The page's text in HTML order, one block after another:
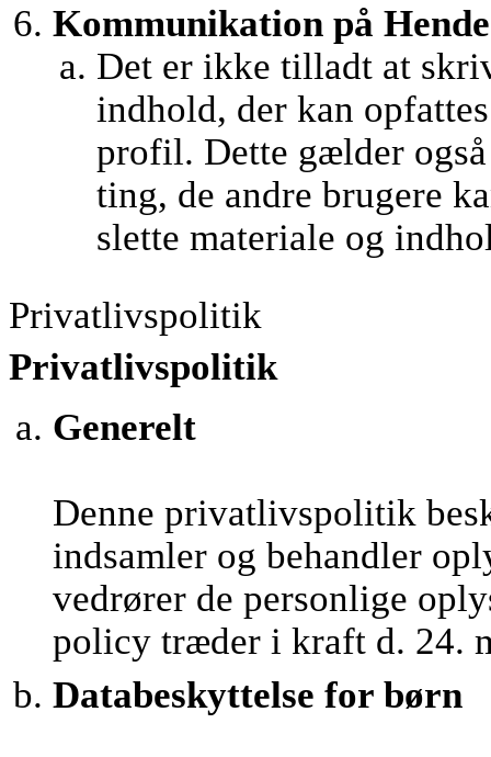
Kommunikation på
Det er ikke tilladt at
indhold, der kan
profil. Dette gælder
ting, de andre brugere
slette materiale og
Privatlivspolitik
Privatlivspolitik
Generelt
Denne privatlivspolitik
indsamler og behandler
vedrører de personlige
policy træder i kraft d. 24.
Databeskyttelse for børn